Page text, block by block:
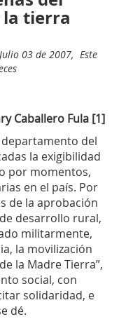
la tierra
Julio 03 de 2007, Este
Caballero Fula [1]
del
la exigibilidad
por momentos,
en el país. Por
de la aprobación
desarrollo rural,
militarmente,
la movilización
la Madre Tierra”,
social, con
solidaridad, e
dé.